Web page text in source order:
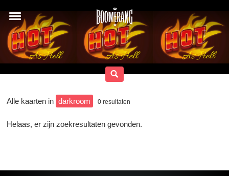
Alle kaarten in darkroom 0 resultaten
Helaas, er zijn zoekresultaten gevonden.